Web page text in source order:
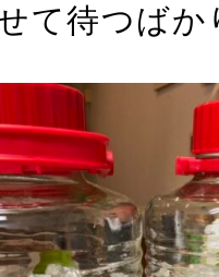
て待つばか